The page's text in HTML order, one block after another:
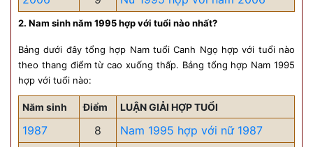
2. Nam sinh năm 1995 hợp với tuổi nào nhất?
Bảng dưới đây tổng hợp Nam tuổi Canh Ngọ hợp với tuổi nào
theo thang điểm từ cao xuống thấp. Bảng tổng hợp Nam 1995
hợp với tuổi nào:
Năm sinh Điểm LUẬN GIẢI HỢP TUỔI
1987 8
Nam 1995 hợp với nữ 1987